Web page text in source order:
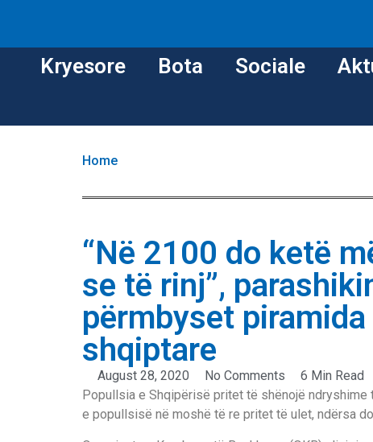
Kryesore Bota Sociale
Home
“Në 2100 do ketë
se të rinj”,
përmbyset
shqiptare
August 28, 2020 No Comments
6 Min Read
Popullsia e Shqipërisë pritet të shënojë
e popullsisë në moshë të re pritet të ulet, ndërsa